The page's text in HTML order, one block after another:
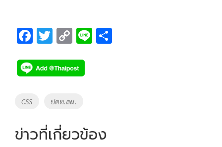
F
e
b
k
T
tt
er
C
p
y
Li
k
Li
Tags
CSS ปตท.สผ.
ข่าวที่เกี่ยวข้อง